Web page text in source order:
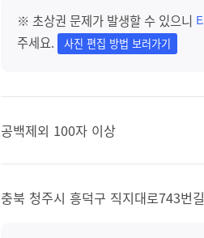
※ 초상권 문제가 발생할 수 있으니
주세요.
사진 편집 방법 보러가기
공백제외 100자 이상
충북 청주시 흥덕구 직지대로743번